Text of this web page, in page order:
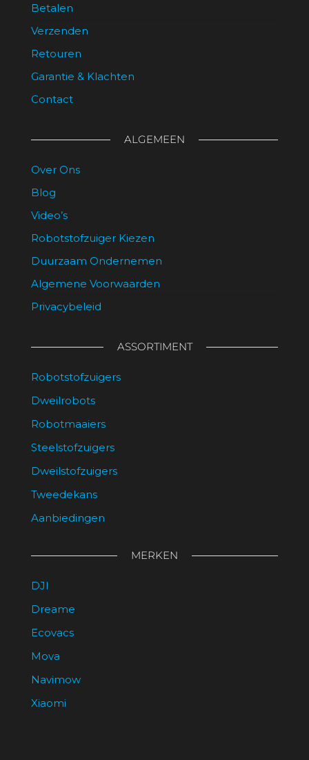
Betalen
Verzenden
Retouren
Garantie & Klachten
Contact
ALGEMEEN
Over Ons
Blog
Video’s
Robotstofzuiger Kiezen
Duurzaam Ondernemen
Algemene Voorwaarden
Privacybeleid
ASSORTIMENT
Robotstofzuigers
Dweilrobots
Robotmaaiers
Steelstofzuigers
Dweilstofzuigers
Tweedekans
Aanbiedingen
MERKEN
DJI
Dreame
Ecovacs
Mova
Navimow
Xiaomi